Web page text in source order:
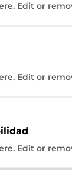
Edit or
Edit or
Edit or